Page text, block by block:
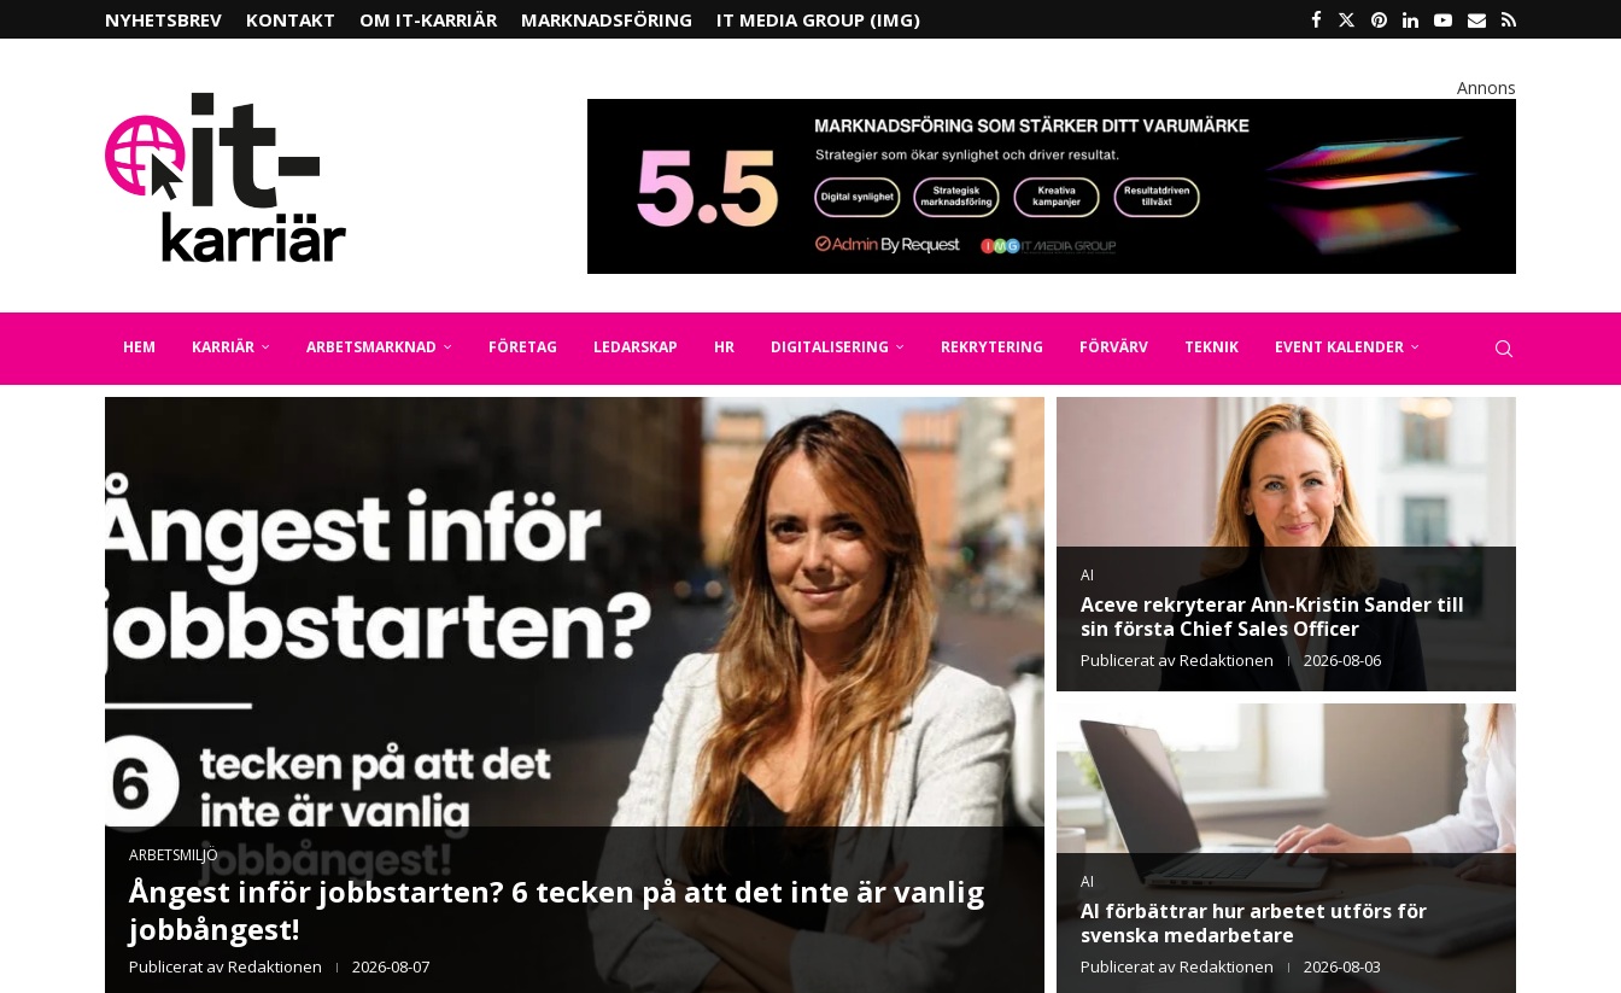
NYHETSBREV KONTAKT OM IT-KARRIÄR MARKNADSFÖRING IT MEDIA GROUP (IMG)
Annons
HEM KARRIÄR ARBETSMARKNAD FÖRETAG LEDARSKAP HR DIGITALISERING REKRYTERING FÖRVÄRV TEKNIK EVENT KALENDER
TEKNIK
Channel Factory lanserar verktyg för att stoppa AI-slop i
annonsflöden
Publicerat avRedaktionen 2026-07-27
AI
1 av 2 upplever brist på AI-kompetens i
verksamheten
Publicerat avRedaktionen 2026-07-20
KARRIÄR
Svensk-grekiska livsmedelsforskaren
Angeliki Triantafyllou vinner European
Inventor Award 2026
Publicerat avRedaktionen 2026-07-13